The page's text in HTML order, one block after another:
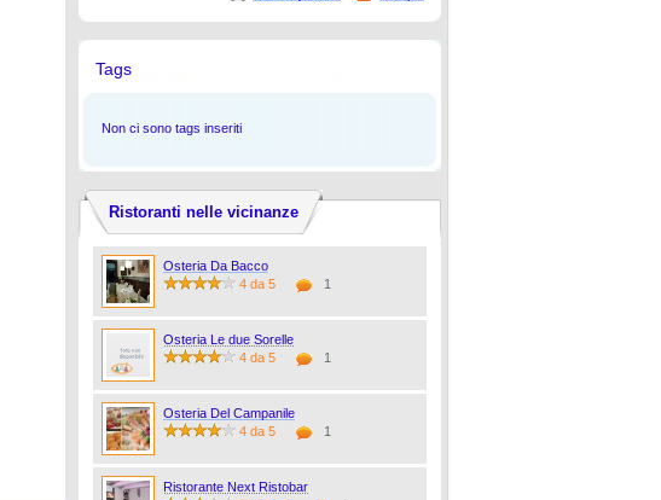
Tags
Non ci sono tags inseriti
Ristoranti nelle vicinanze
Osteria Da Bacco
4 da 5
1
Osteria Le due Sorelle
4 da 5
1
Osteria Del Campanile
4 da 5
1
Ristorante Next Ristobar